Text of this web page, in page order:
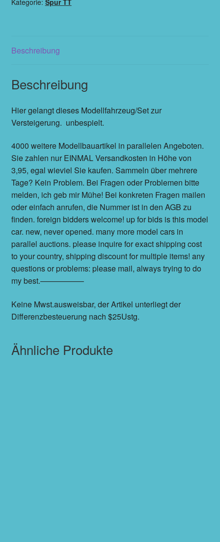
Kategorie: Spur TT
Beschreibung
Beschreibung
Hier gelangt dieses Modellfahrzeug/Set zur
Versteigerung. unbespielt.
4000 weitere Modellbauartikel in parallelen Angeboten.
Sie zahlen nur EINMAL Versandkosten in Höhe von
3,95, egal wieviel Sie kaufen. Sammeln über mehrere
Tage? Kein Problem. Bei Fragen oder Problemen bitte
melden, ich geb mir Mühe! Bei konkreten Fragen mailen
oder einfach anrufen, die Nummer ist in den AGB zu
finden. foreign bidders welcome! up for bids is this model
car. new, never opened. many more model cars in
parallel auctions. please inquire for exact shipping cost
to your country, shipping discount for multiple items! any
questions or problems: please mail, always trying to do
my best.—————–
Keine Mwst.ausweisbar, der Artikel unterliegt der
Differenzbesteuerung nach $25Ustg.
Ähnliche Produkte